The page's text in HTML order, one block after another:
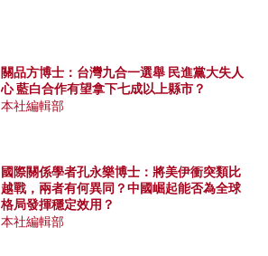
關品方博士：台灣九合一選舉 民進黨大失人
心 藍白合作有望拿下七成以上縣市？
本社編輯部
國際關係學者孔永樂博士：將美伊衝突類比
越戰，兩者有何異同？中國崛起能否為全球
格局發揮穩定效用？
本社編輯部